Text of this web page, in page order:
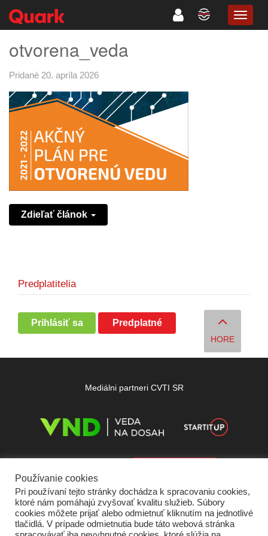
otvorena_veda
Pridané 20. apríla 2026
Zdieľať článok
Predplatitelia
Prihlásiť sa Predplatné
HORE
Mediálni partneri CVTI SR
Používanie cookies
Pri používaní tejto stránky dochádza k spracovaniu cookies,
ktoré nám pomáhajú zvyšovať kvalitu služieb. Súbory
cookies môžete prijať alebo odmietnuť kliknutím na jednotlivé
tlačidlá. V prípade odmietnutia bude táto webová stránka